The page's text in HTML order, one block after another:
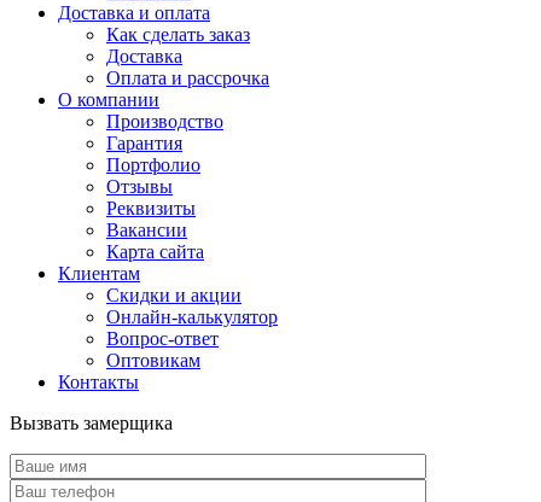
Доставка и оплата
Как сделать заказ
Доставка
Оплата и рассрочка
О компании
Производство
Гарантия
Портфолио
Отзывы
Реквизиты
Вакансии
Карта сайта
Клиентам
Скидки и акции
Онлайн-калькулятор
Вопрос-ответ
Оптовикам
Контакты
Вызвать замерщика